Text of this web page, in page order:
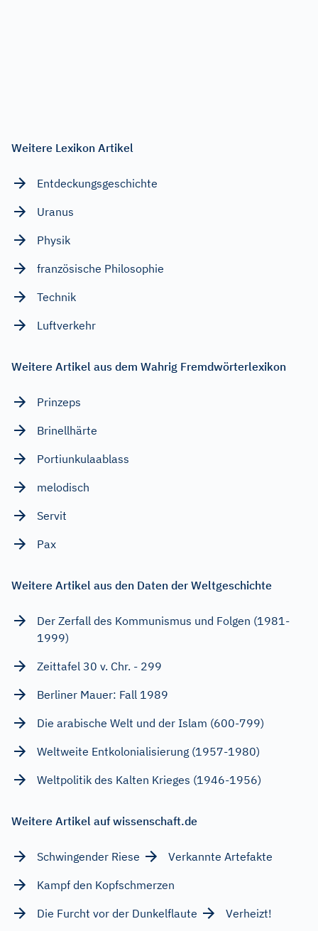
Weitere Lexikon Artikel
Entdeckungsgeschichte
Uranus
Physik
französische Philosophie
Technik
Luftverkehr
Weitere Artikel aus dem Wahrig Fremdwörterlexikon
Prinzeps
Brinellhärte
Portiunkulaablass
melodisch
Servit
Pax
Weitere Artikel aus den Daten der Weltgeschichte
Der Zerfall des Kommunismus und Folgen (1981-
1999)
Zeittafel 30 v. Chr. - 299
Berliner Mauer: Fall 1989
Die arabische Welt und der Islam (600-799)
Weltweite Entkolonialisierung (1957-1980)
Weltpolitik des Kalten Krieges (1946-1956)
Weitere Artikel auf wissenschaft.de
Schwingender Riese
Verkannte Artefakte
Kampf den Kopfschmerzen
Die Furcht vor der Dunkelflaute
Verheizt!